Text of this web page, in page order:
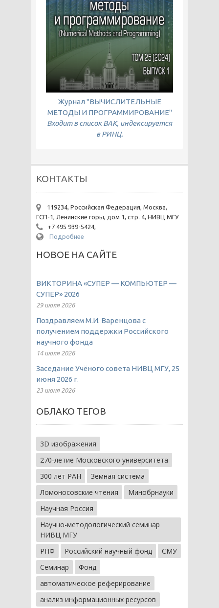
Журнал "ВЫЧИСЛИТЕЛЬНЫЕ
МЕТОДЫ И ПРОГРАММИРОВАНИЕ"
Входит в список ВАК, индексируется
в РИНЦ.
КОНТАКТЫ
119234, Российская Федерация, Москва,
ГСП-1, Ленинские горы, дом 1, стр. 4, НИВЦ МГУ
+7 495 939-5424,
Подробнее
НОВОЕ НА САЙТЕ
ВИКТОРИНА «СУПЕР — КОМПЬЮТЕР —
СУПЕР» 2026
29 июля 2026
Поздравляем М.И. Варенцова с
получением поддержки Российского
научного фонда
14 июля 2026
Заседание Учёного совета НИВЦ МГУ, 25
июня 2026 г.
23 июня 2026
ОБЛАКО ТЕГОВ
3D изображения
270-летие Московского университета
300 лет РАН
Земная система
Ломоносовские чтения
Минобрнауки
Научная Россия
Научно-методологический семинар
НИВЦ МГУ
РНФ
Российский научный фонд
СМУ
Семинар
Фонд
автоматическое реферирование
анализ информационных ресурсов